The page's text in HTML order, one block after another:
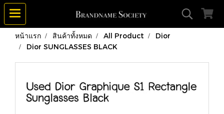
หน้าแรก สินค้าทั้งหมด All Product
Dior
Dior SUNGLASSES BLACK